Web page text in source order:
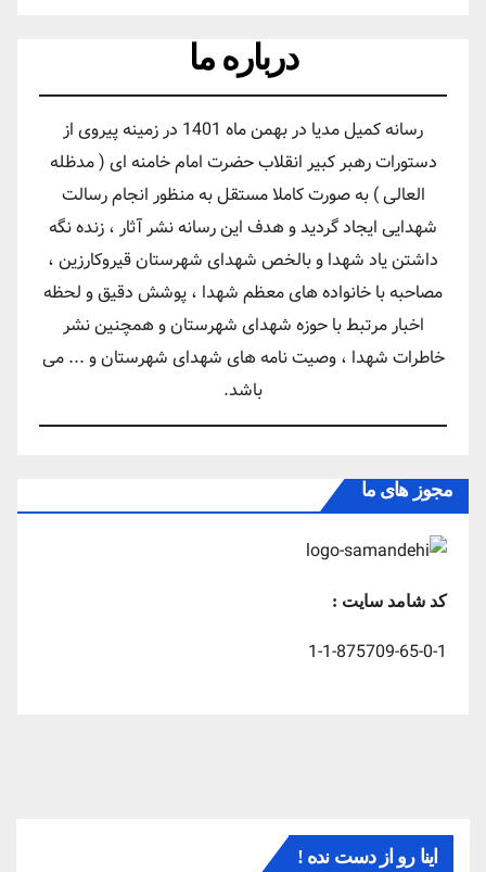
درباره ما
رسانه کمیل مدیا در بهمن ماه 1401 در زمینه پیروی از
دستورات رهبر کبیر انقلاب حضرت امام خامنه ای ( مدظله
العالی ) به صورت کاملا مستقل به منظور انجام رسالت
شهدایی ایجاد گردید و هدف این رسانه نشر آثار ، زنده نگه
داشتن یاد شهدا و بالخص شهدای شهرستان قیروکارزین ،
مصاحبه با خانواده های معظم شهدا ، پوشش دقیق و لحظه
اخبار مرتبط با حوزه شهدای شهرستان و همچنین نشر
خاطرات شهدا ، وصیت نامه های شهدای شهرستان و ... می
باشد.
مجوز های ما
کد شامد سایت :
1-1-875709-65-0-1
اینا رو از دست نده !